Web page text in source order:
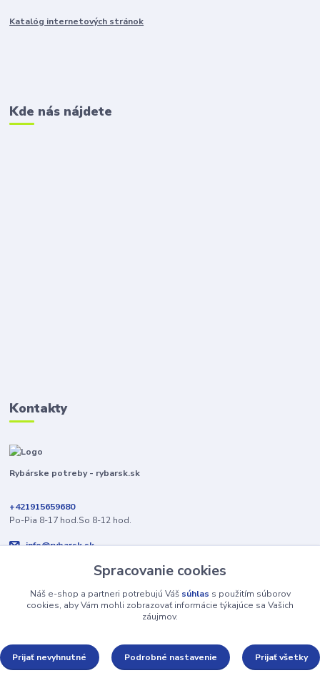
Katalóg internetových stránok
Kde nás nájdete
Kontakty
Rybárske potreby - rybarsk.sk
+421915659680
Po-Pia 8-17 hod.So 8-12 hod.
info@rybarsk.sk
Upravit sběr cookies.
Spracovanie cookies
Náš e-shop a partneri potrebujú Váš súhlas s použitím súborov
cookies, aby Vám mohli zobrazovať informácie týkajúce sa Vašich
záujmov.
Prijať nevyhnutné Podrobné nastavenie Prijať všetky